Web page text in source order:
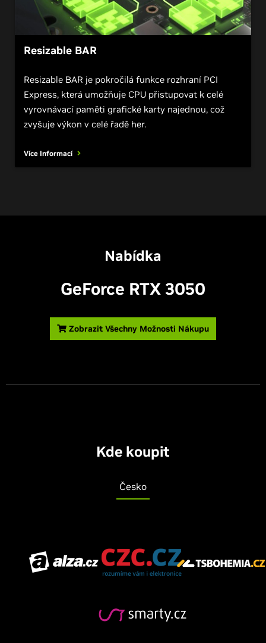
Resizable BAR
Resizable BAR je pokročilá funkce rozhraní PCI
Express, která umožňuje CPU přistupovat k celé
vyrovnávací paměti grafické karty najednou, což
zvyšuje výkon v celé řadě her.
Více Informací
Nabídka
GeForce RTX 3050
Zobrazit Všechny Možnosti Nákupu
Kde koupit
Česko